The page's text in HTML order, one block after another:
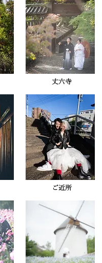
​丈六寺
​ご近所